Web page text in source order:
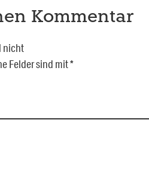
Kommentar
nicht
Felder sind mit*